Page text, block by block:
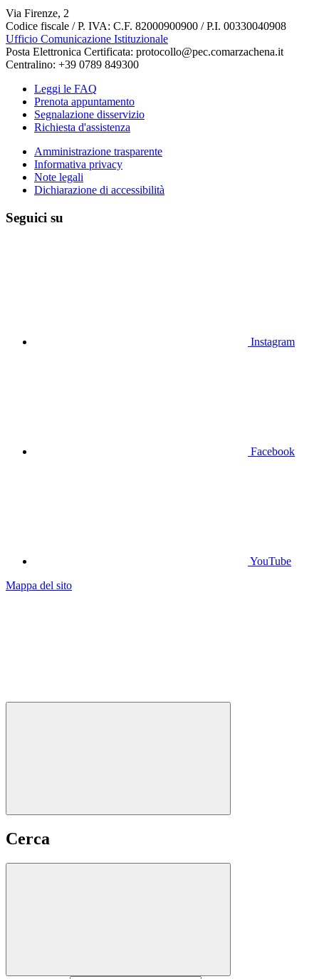
Via Firenze, 2
Codice fiscale / P. IVA: C.F. 82000900900 / P.I. 00330040908
Ufficio Comunicazione Istituzionale
Posta Elettronica Certificata: protocollo@pec.comarzachena.it
Centralino: +39 0789 849300
Leggi le FAQ
Prenota appuntamento
Segnalazione disservizio
Richiesta d'assistenza
Amministrazione trasparente
Informativa privacy
Note legali
Dichiarazione di accessibilità
Seguici su
Instagram
Facebook
YouTube
Mappa del sito
Cerca